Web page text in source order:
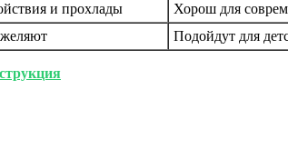
и прохлады
Хорош для
Подойдут для